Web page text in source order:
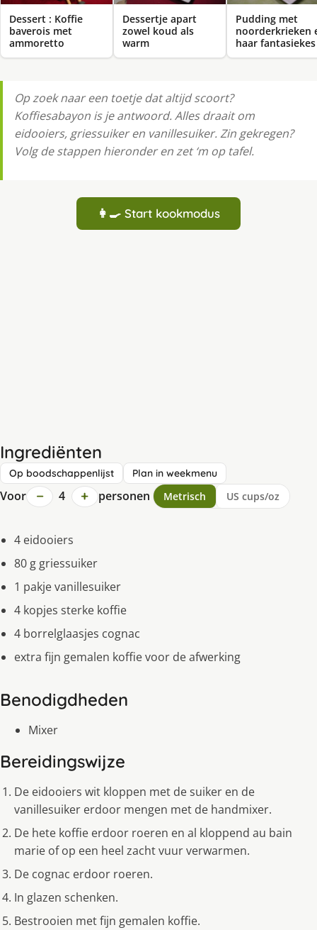
Dessert : Koffie
baverois met
ammoretto
Dessertje apart
zowel koud als
warm
Pudding met
noorderkrieken
haar fantasiekes
Op zoek naar een toetje dat altijd scoort?
Koffiesabayon is je antwoord. Alles draait om
eidooiers, griessuiker en vanillesuiker. Zin gekregen?
Volg de stappen hieronder en zet ‘m op tafel.
👩‍🍳 Start kookmodus
Ingrediënten
Op boodschappenlijst Plan in weekmenu
Voor − 4 + personen Metrisch US cups/oz
4 eidooiers
80 g griessuiker
1 pakje vanillesuiker
4 kopjes sterke koffie
4 borrelglaasjes cognac
extra fijn gemalen koffie voor de afwerking
Benodigdheden
Mixer
Bereidingswijze
De eidooiers wit kloppen met de suiker en de
vanillesuiker erdoor mengen met de handmixer.
De hete koffie erdoor roeren en al kloppend au bain
marie of op een heel zacht vuur verwarmen.
De cognac erdoor roeren.
In glazen schenken.
Bestrooien met fijn gemalen koffie.